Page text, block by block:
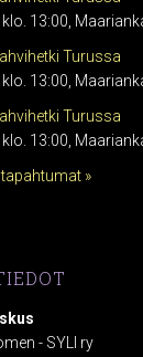
13:00,
Turussa
13:00,
Turussa
13:00,
»
- SYLI ry